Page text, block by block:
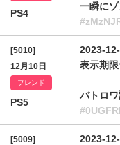
PS4
一瞬に
[5010]
12月10日
フレンド
PS5
2023-
表示期
バトロ
[5009]
2023-